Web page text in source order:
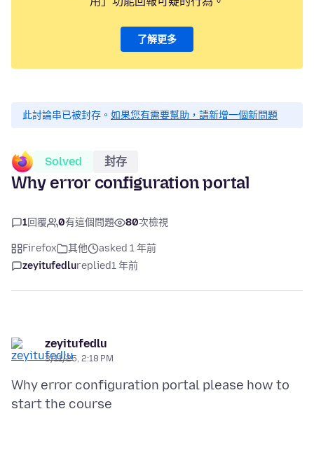
了解更多
此討論串已被封存。 如果您有需要幫助，請新增一個新問題
Solved 封存
Why error configuration portal
1回覆 0有這個問題 80次檢視
Firefox 其他
asked 1 年前
zeyitufedlureplied1 年前
zeyitufedlu
3/11/25, 2:18 PM
Why error configuration portal please how to